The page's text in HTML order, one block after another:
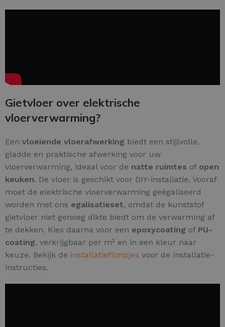
Gietvloer over elektrische
vloerverwarming?
Een vloeiende vloerafwerking biedt een stijlvolle,
gladde en praktische afwerking voor uw
vloerverwarming, ideaal voor de natte ruimtes of open
keuken. De vloer is geschikt voor DIY-installatie. Vooraf
moet de elektrische vloerverwarming geëgaliseerd
worden met ons egalisatieset, omdat de kunststof
gietvloer niet genoeg dikte biedt om de verwarming af
te dekken. Kies daarna voor een epoxycoating of PU-
coating, verkrijgbaar per m² en in een kleur naar
keuze. Bekijk de installatiefilmpjes voor de installatie-
instructies.